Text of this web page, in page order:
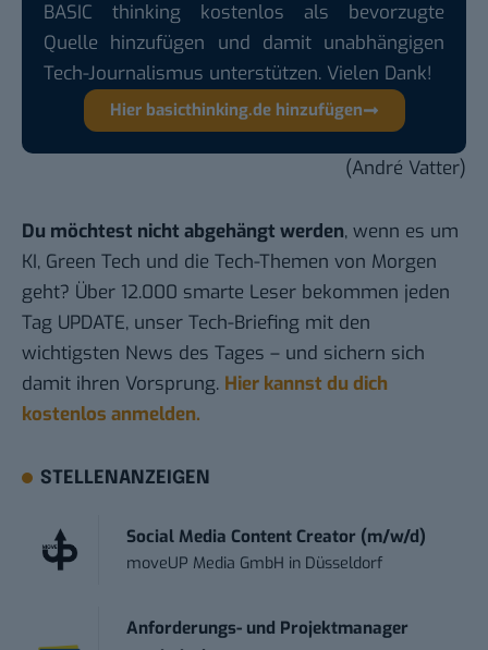
BASIC thinking kostenlos als bevorzugte
Quelle hinzufügen und damit unabhängigen
Tech-Journalismus unterstützen. Vielen Dank!
Hier basicthinking.de hinzufügen
(André Vatter)
Du möchtest nicht abgehängt werden, wenn es um
KI, Green Tech und die Tech-Themen von Morgen
geht? Über 12.000 smarte Leser bekommen jeden
Tag UPDATE, unser Tech-Briefing mit den
wichtigsten News des Tages – und sichern sich
damit ihren Vorsprung. Hier kannst du dich
kostenlos anmelden.
STELLENANZEIGEN
Social Media Content Creator (m/w/d)
moveUP Media GmbH in Düsseldorf
Anforderungs- und Projektmanager